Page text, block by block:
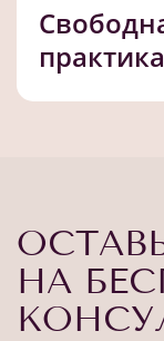
практика
НА